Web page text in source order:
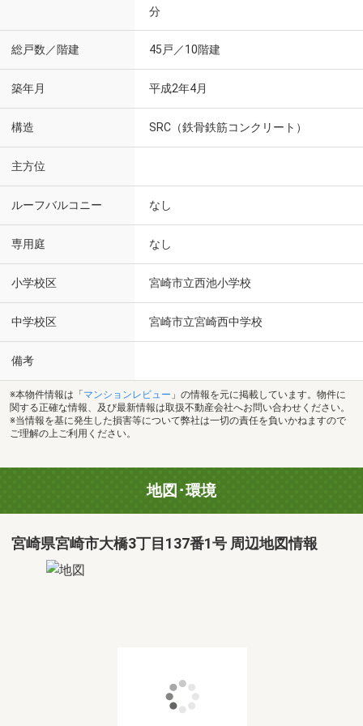
分
総戸数／階建 45戸／10階建
築年月 平成2年4月
構造 SRC（鉄骨鉄筋コンクリート）
主方位
ルーフバルコニー なし
専用庭 なし
小学校区 宮崎市立西池小学校
中学校区 宮崎市立宮崎西中学校
備考
※本物件情報は「 マンションレビュー 」の情報を元に掲載しています。物件に
関する正確な情報、及び最新情報は取扱不動産会社へお問い合わせください。
※当情報を基に発生した損害等について弊社は一切の責任を負いかねますので
ご理解の上ご利用ください。
地図･環境
宮崎県宮崎市大橋3丁目137番1号 周辺地図情報